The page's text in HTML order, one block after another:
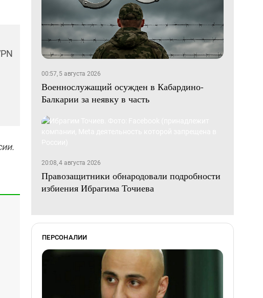
00:57, 5 августа 2026
Военнослужащий осужден в Кабардино-
Балкарии за неявку в часть
20:08, 4 августа 2026
Правозащитники обнародовали подробности
избиения Ибрагима Точиева
ПЕРСОНАЛИИ